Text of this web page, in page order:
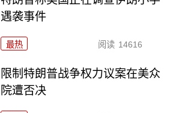
遇袭事件
最热 阅读 14616
限制特朗普战争权力议案在美众
院遭否决